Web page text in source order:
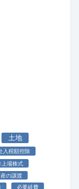
土地
入税額控除
上場株式
の譲渡
必要経費